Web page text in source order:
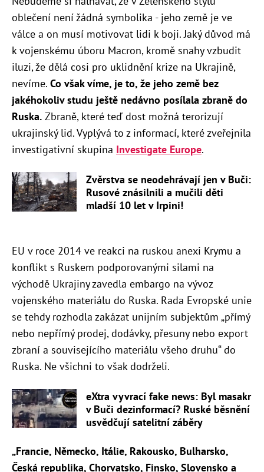
oblečení není žádná symbolika - jeho země je ve
válce a on musí motivovat lidi k boji. Jaký důvod má
k vojenskému úboru Macron, kromě snahy vzbudit
iluzi, že dělá cosi pro uklidnění krize na Ukrajině,
nevíme. Co však víme, je to, že jeho země bez
jakéhokoliv studu ještě nedávno posílala zbraně do
Ruska. Zbraně, které teď dost možná terorizují
ukrajinský lid. Vyplývá to z informací, které zveřejnila
investigativní skupina Investigate Europe.
Zvěrstva se neodehrávají jen v Buči:
Rusové znásilnili a mučili děti
mladší 10 let v Irpini!
EU v roce 2014 ve reakci na ruskou anexi Krymu a
konflikt s Ruskem podporovanými silami na
východě Ukrajiny zavedla embargo na vývoz
vojenského materiálu do Ruska. Rada Evropské unie
se tehdy rozhodla zakázat unijním subjektům „přímý
nebo nepřímý prodej, dodávky, přesuny nebo export
zbraní a souvisejícího materiálu všeho druhu“ do
Ruska. Ne všichni to však dodrželi.
eXtra vyvrací fake news: Byl masakr
v Buči dezinformací? Ruské běsnění
usvědčují satelitní záběry
„Francie, Německo, Itálie, Rakousko, Bulharsko,
Česká republika, Chorvatsko, Finsko, Slovensko a